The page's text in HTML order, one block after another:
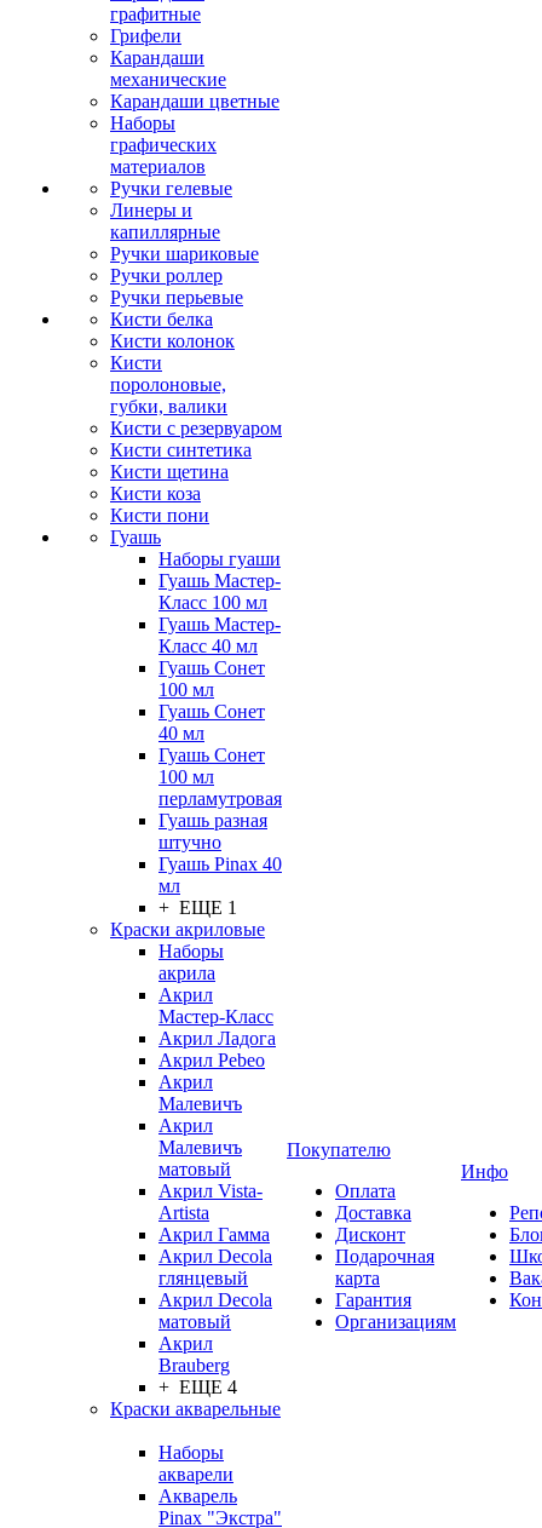
графитные
Грифели
Карандаши
механические
Карандаши цветные
Наборы
графических
материалов
Ручки гелевые
Линеры и
капиллярные
Ручки шариковые
Ручки роллер
Ручки перьевые
Кисти белка
Кисти колонок
Кисти
поролоновые,
губки, валики
Кисти с резервуаром
Кисти синтетика
Кисти щетина
Кисти коза
Кисти пони
Гуашь
Наборы гуаши
Гуашь Мастер-
Класс 100 мл
Гуашь Мастер-
Класс 40 мл
Гуашь Сонет
100 мл
Гуашь Сонет
40 мл
Гуашь Сонет
100 мл
перламутровая
Гуашь разная
штучно
Гуашь Pinax 40
мл
+ ЕЩЕ 1
Краски акриловые
Наборы
акрила
Акрил
Мастер-Класс
Акрил Ладога
Акрил Pebeo
Акрил
Малевичъ
Акрил
Малевичъ
матовый
Акрил Vista-
Artista
Акрил Гамма
Акрил Decola
глянцевый
Акрил Decola
матовый
Акрил
Brauberg
+ ЕЩЕ 4
Краски акварельные
Наборы
акварели
Акварель
Pinax "Экстра"
Покупателю
Оплата
Доставка
Дисконт
Подарочная
карта
Гарантия
Организациям
Инфо